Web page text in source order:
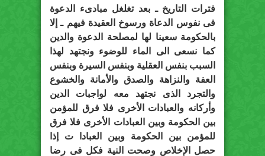
فترات التاريخ ـ بعد تغلغل مبادىء الدعوة
فى نفوس الدعاة ورسوخ العقيدة فيهم ـ إلا
بالحكومة سعينا لها لمصلحة الدعوة والدين
كما نسعى الى الماء للوضوء ونجتهد لهذا
السبب بنفس العقلية وبنفس السيرة وبنفس
العفة والنزاهة والصدق والأمانة والخشوع
والتجرد الذى نجتهد معه لواجبات الدين
وأركانه والعبادات الأخرى فلا فرق للمؤمن
بين الحكومة وبين العبادات الأخرى فلا فرق
للمؤمن بين الحكومة وبين العبادا ت إذا
حصل الإخلاص وصحت النية فكل فى رضا